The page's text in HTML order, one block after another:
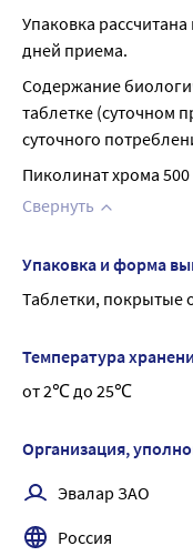
Упаковка
дней приема.
Содержание
таблетке (суточном
суточного
Пиколинат хрома 500
Свернуть
Упаковка и форма
Таблетки, покрытые
Температура
от 2℃ до 25℃
Организация,
Эвалар ЗАО
Россия